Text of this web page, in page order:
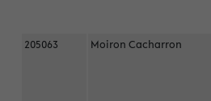
205063 Moiron Cacharron